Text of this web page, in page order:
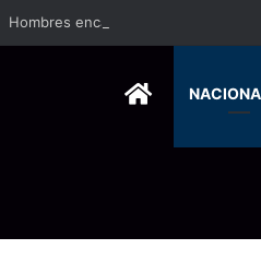
Hombres encapuchados ingresan a
HOME